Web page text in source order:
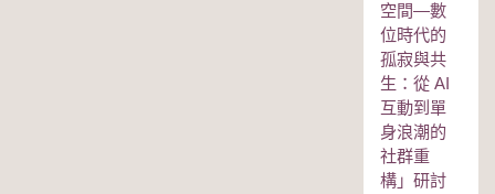
空間—數
位時代的
孤寂與共
生：從 AI
互動到單
身浪潮的
社群重
構」研討